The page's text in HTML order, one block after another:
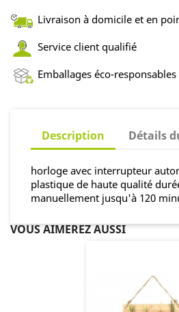
Livraison à domicile et en
Service client qualifié
Emballages éco-responsables
Description Détails
horloge avec interrupteur
plastique de haute qualité
manuellement jusqu'à 120
VOUS AIMEREZ AUSSI